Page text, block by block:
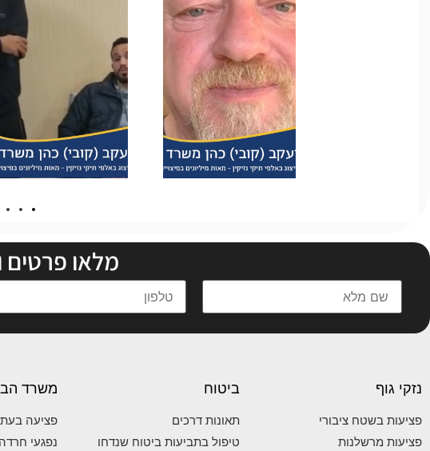
מלאו פרטים
נזקי גוף
פציעות בשטח ציבורי
פציעות מרשלנות
ביטוח
תאונות דרכים
טיפול בתביעות ביטוח שנדחו
משרד
פציעה
נפגעי חרדה